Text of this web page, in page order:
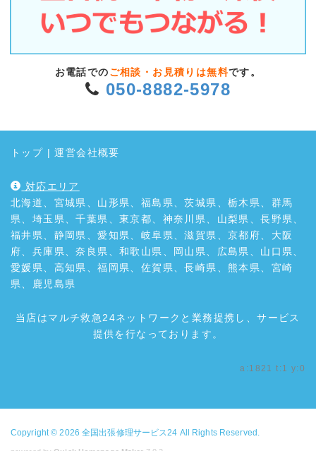
お電話での ご相談・お見積りは無料です。
050-8882-5978
トップ |運営会社概要
対応エリア
北海道、宮城県、山形県、福島県、茨城県、栃木県、群馬
県、埼玉県、千葉県、東京都、神奈川県、山梨県、長野県、
福井県、静岡県、愛知県、岐阜県、滋賀県、京都府、大阪
府、兵庫県、奈良県、和歌山県、岡山県、広島県、山口県、
愛媛県、高知県、福岡県、佐賀県、長崎県、熊本県、宮崎
県、鹿児島県
当店はマルチ救急24ネットワークと業務提携し、サービス
提供を行なっております。
a:1821 t:1 y:0
Copyright © 2026全国出張修理サービス24 All Rights Reserved.